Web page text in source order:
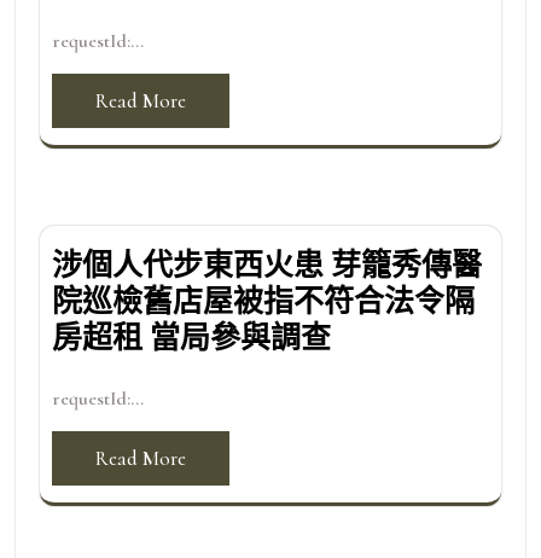
requestId:...
Read More
涉個人代步東西火患 芽籠秀傳醫
院巡檢舊店屋被指不符合法令隔
房超租 當局參與調查
requestId:...
Read More